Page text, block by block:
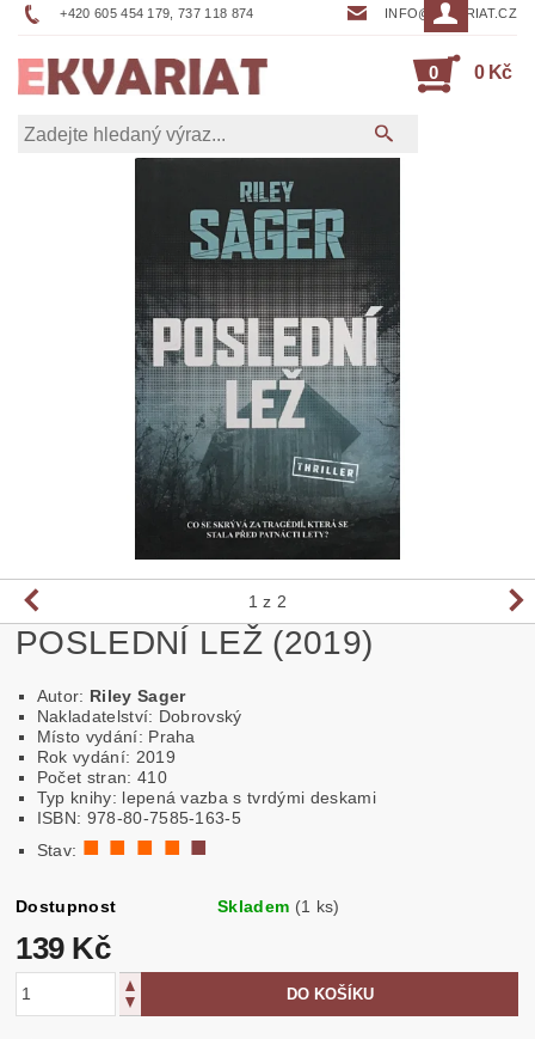
+420 605 454 179, 737 118 874 INFO@EKVARIAT.CZ
0 0 Kč
1 z 2
POSLEDNÍ LEŽ (2019)
Autor: Riley Sager
Nakladatelství: Dobrovský
Místo vydání: Praha
Rok vydání: 2019
Počet stran: 410
Typ knihy: lepená vazba s tvrdými deskami
ISBN: 978-80-7585-163-5
Stav: ■ ■ ■ ■ ■
Dostupnost Skladem (1 ks)
139 Kč